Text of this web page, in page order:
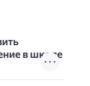
в школе